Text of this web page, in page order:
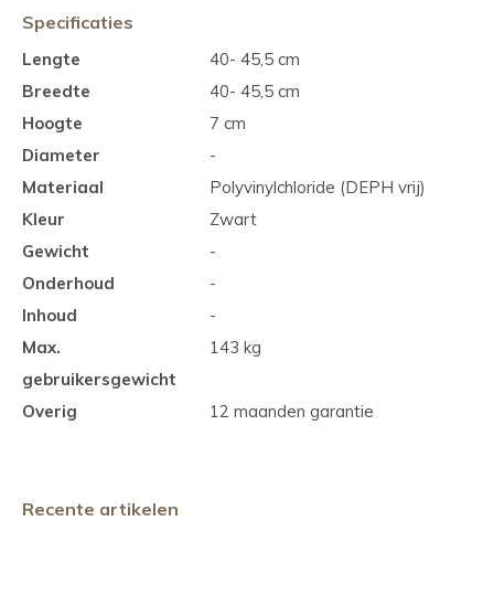
Specificaties
Lengte
40- 45,5 cm
Breedte
40- 45,5 cm
Hoogte
7 cm
Diameter
-
Materiaal
Polyvinylchloride (DEPH vrij)
Kleur
Zwart
Gewicht
-
Onderhoud
-
Inhoud
-
Max.
gebruikersgewicht
143 kg
Overig 12 maanden garantie
Recente artikelen